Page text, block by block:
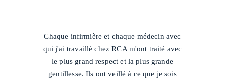
Chaque infirmière et chaque médecin avec
qui j'ai travaillé chez RCA m'ont traité avec
le plus grand respect et la plus grande
gentillesse. Ils ont veillé à ce que je sois